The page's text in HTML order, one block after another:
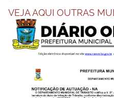
VEJA AQUI OUTRAS